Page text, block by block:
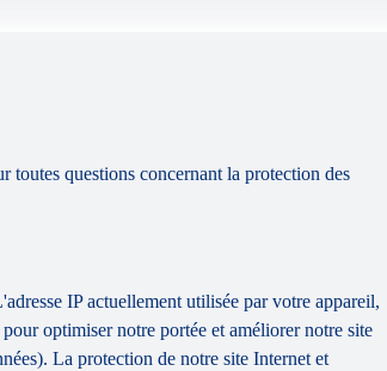
toutes questions concernant la protection des
IP actuellement utilisée par votre appareil,
optimiser notre portée et améliorer notre site
La protection de notre site Internet et